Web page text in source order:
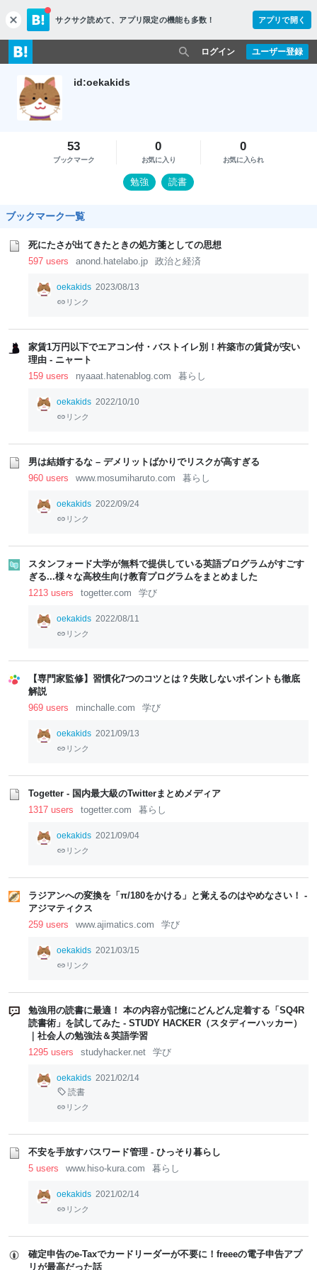
c
l
o
s
サクサク読めて、 アプリ限定の機能も多数！ アプリで開く
ユーザー登録
ログイン
id:oekakids
53
ブックマーク
0
お気に入り
0
お気に入られ
勉強 読書
ブックマーク一覧
死にたさが出てきたときの処方箋としての思想
597 users
anond.hatelabo.jp 政治と経済
oekakids 2023/08/13
リンク
家賃1万円以下でエアコン付・バストイレ別！杵築市の賃貸が安い
理由 - ニャート
159 users
nyaaat.hatenablog.com 暮らし
oekakids 2022/10/10
リンク
男は結婚するな – デメリットばかりでリスクが高すぎる
960 users
www.mosumiharuto.com 暮らし
oekakids 2022/09/24
リンク
スタンフォード大学が無料で提供している英語プログラムがすごす
ぎる...様々な高校生向け教育プログラムをまとめました
1213 users
togetter.com 学び
oekakids 2022/08/11
リンク
【専門家監修】習慣化7つのコツとは？失敗しないポイントも徹底
解説
969 users
minchalle.com 学び
oekakids 2021/09/13
リンク
Togetter - 国内最大級のTwitterまとめメディア
1317 users
togetter.com 暮らし
oekakids 2021/09/04
リンク
ラジアンへの変換を「π/180をかける」と覚えるのはやめなさい！ -
アジマティクス
259 users
www.ajimatics.com 学び
oekakids 2021/03/15
リンク
勉強用の読書に最適！ 本の内容が記憶にどんどん定着する「SQ4R
読書術」を試してみた - STUDY HACKER（スタディーハッカー）
｜社会人の勉強法＆英語学習
1295 users
studyhacker.net 学び
oekakids 2021/02/14
読書
リンク
不安を手放すパスワード管理 - ひっそり暮らし
5 users
www.hiso-kura.com 暮らし
oekakids 2021/02/14
リンク
確定申告のe-Taxでカードリーダーが不要に！freeeの電子申告アプ
リが最高だった話